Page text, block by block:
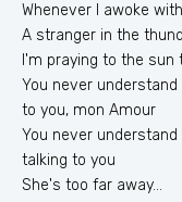
Whenever I awoke
A stranger in the
I'm praying to the
You never
to you, mon Amour
You never
talking to you
She's too far away...